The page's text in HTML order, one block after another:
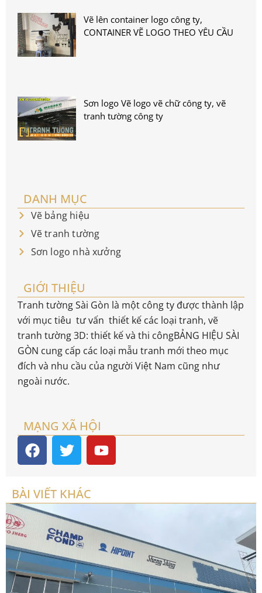
Vẽ lên container logo công ty,
CONTAINER VẼ LOGO THEO YÊU CẦU
Sơn logo Vẽ logo vẽ chữ công ty, vẽ
tranh tường công ty
DANH MỤC
Vẽ bảng hiệu
Vẽ tranh tường
Sơn logo nhà xưởng
GIỚI THIỆU
Tranh tường Sài Gòn là một công ty được thành lập
với mục tiêu tư vấn thiết kế các loại tranh, vẽ
tranh tường 3D: thiết kế và thi côngBẢNG HIỆU SÀI
GÒN cung cấp các loại mẫu tranh mới theo mục
đích và nhu cầu của người Việt Nam cũng như
ngoài nước.
MẠNG XÃ HỘI
BÀI VIẾT KHÁC